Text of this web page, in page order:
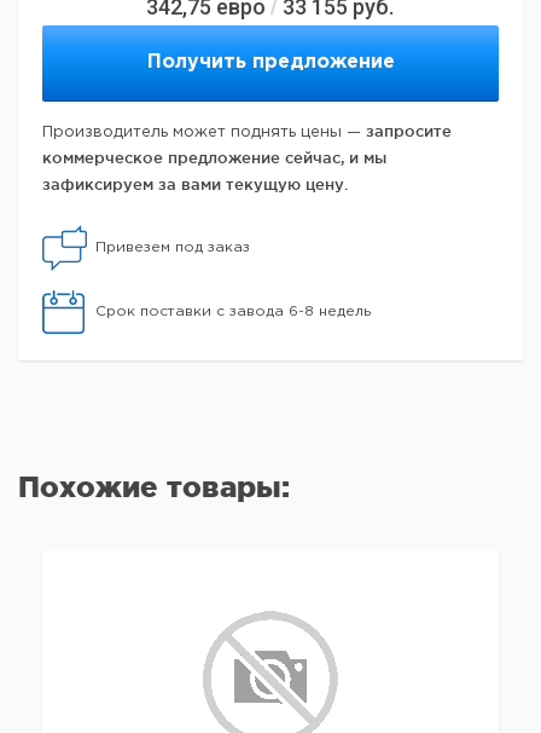
342,75 евро / 33 155 руб.
Получить предложение
Производитель может поднять цены — запросите
коммерческое предложение сейчас, и мы
зафиксируем за вами текущую цену.
Привезем под заказ
Срок поставки с завода 6-8 недель
Похожие товары: